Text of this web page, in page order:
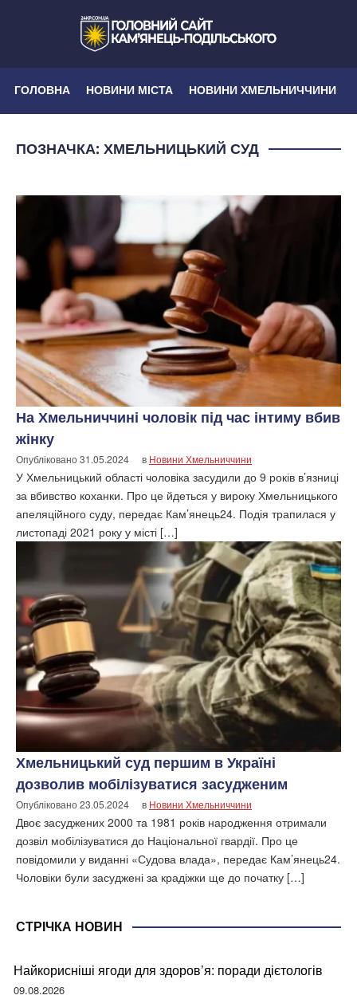
ГОЛОВНА НОВИНИ МІСТА НОВИНИ ХМЕЛЬНИЧЧИНИ
ПОЗНАЧКА: ХМЕЛЬНИЦЬКИЙ СУД
На Хмельниччині чоловік під час інтиму вбив
жінку
Опубліковано31.05.2024 в Новини Хмельниччини
У Хмельницький області чоловіка засудили до 9 років в’язниці
за вбивство коханки. Про це йдеться у вироку Хмельницького
апеляційного суду, передає Кам’янець24. Подія трапилася у
листопаді 2021 року у місті […]
Хмельницький суд першим в Україні
дозволив мобілізуватися засудженим
Опубліковано23.05.2024 в Новини Хмельниччини
Двоє засуджених 2000 та 1981 років народження отримали
дозвіл мобілізуватися до Національної гвардії. Про це
повідомили у виданні «Судова влада», передає Кам’янець24.
Чоловіки були засуджені за крадіжки ще до початку […]
СТРІЧКА НОВИН
Найкорисніші ягоди для здоров’я: поради дієтологів
09.08.2026